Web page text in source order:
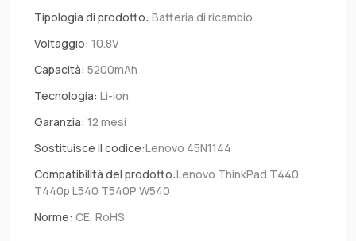
Tipologia di prodotto: Batteria di ricambio
Voltaggio: 10.8V
Capacità: 5200mAh
Tecnologia: Li-ion
Garanzia: 12 mesi
Sostituisce il codice:Lenovo 45N1144
Compatibilità del prodotto:Lenovo ThinkPad T440
T440p L540 T540P W540
Norme: CE, RoHS